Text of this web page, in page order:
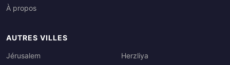
À propos
AUTRES VILLES
Jérusalem
Herzliya